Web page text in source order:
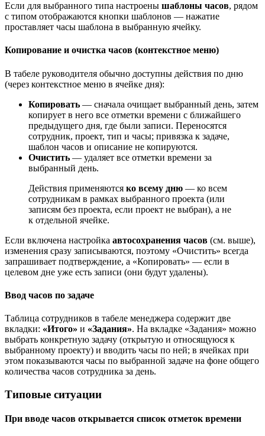
Если для выбранного типа настроены шаблоны часов, рядом
с типом отображаются кнопки шаблонов — нажатие
проставляет часы шаблона в выбранную ячейку.
Копирование и очистка часов (контекстное меню)
В табеле руководителя обычно доступны действия по дню
(через контекстное меню в ячейке дня):
Копировать — сначала очищает выбранный день, затем
копирует в него все отметки времени с ближайшего
предыдущего дня, где были записи. Переносятся
сотрудник, проект, тип и часы; привязка к задаче,
шаблон часов и описание не копируются.
Очистить — удаляет все отметки времени за
выбранный день.
Действия применяются ко всему дню — ко всем
сотрудникам в рамках выбранного проекта (или
записям без проекта, если проект не выбран), а не
к отдельной ячейке.
Если включена настройка автосохранения часов (см. выше),
изменения сразу записываются, поэтому «Очистить» всегда
запрашивает подтверждение, а «Копировать» — если в
целевом дне уже есть записи (они будут удалены).
Ввод часов по задаче
Таблица сотрудников в табеле менеджера содержит две
вкладки: «Итого» и «Задания». На вкладке «Задания» можно
выбрать конкретную задачу (открытую и относящуюся к
выбранному проекту) и вводить часы по ней; в ячейках при
этом показываются часы по выбранной задаче на фоне общего
количества часов сотрудника за день.
Типовые ситуации
При вводе часов открывается список отметок времени